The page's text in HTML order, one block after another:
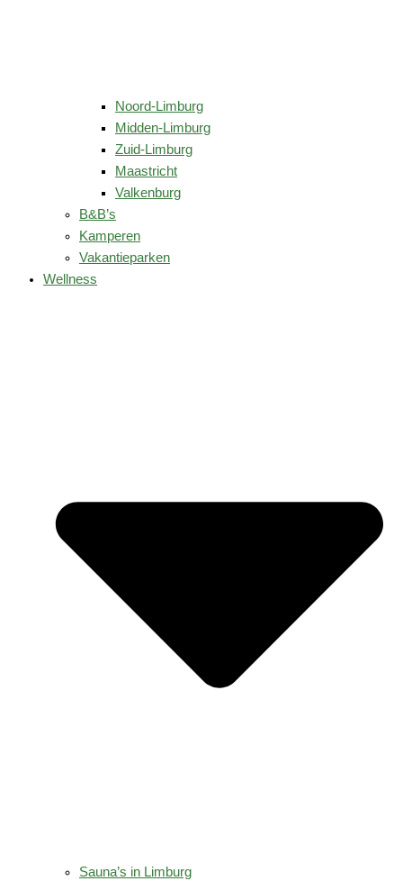
Noord-Limburg
Midden-Limburg
Zuid-Limburg
Maastricht
Valkenburg
B&B’s
Kamperen
Vakantieparken
Wellness
Sauna’s in Limburg